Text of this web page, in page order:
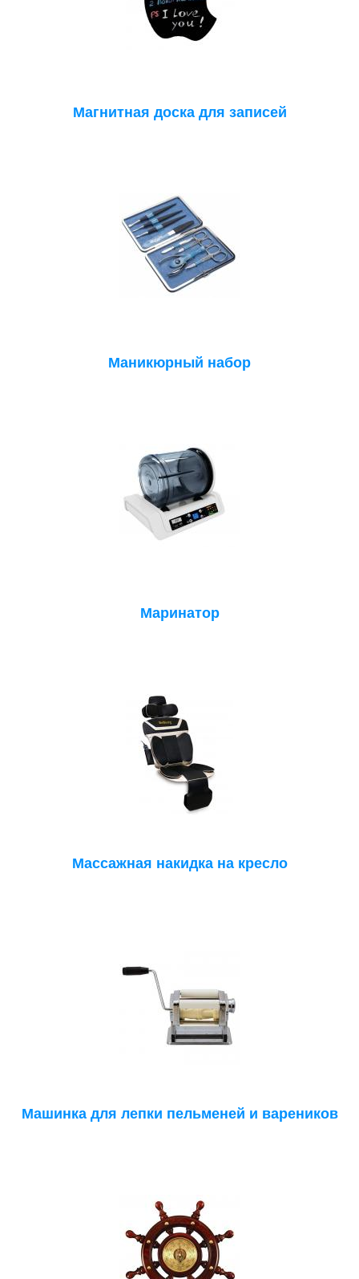
Магнитная доска для записей
Маникюрный набор
Маринатор
Массажная накидка на кресло
Машинка для лепки пельменей и вареников